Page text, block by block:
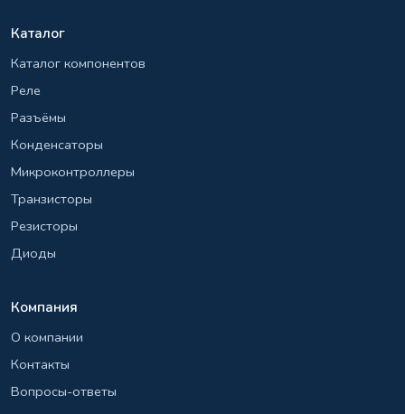
Каталог
Каталог компонентов
Реле
Разъёмы
Конденсаторы
Микроконтроллеры
Транзисторы
Резисторы
Диоды
Компания
О компании
Контакты
Вопросы-ответы